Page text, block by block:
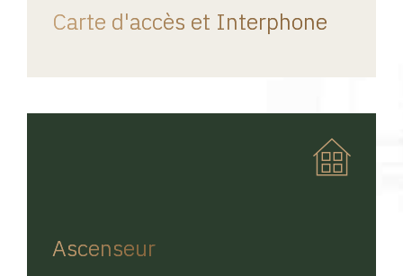
Carte d'accès et Interphone
Ascenseur